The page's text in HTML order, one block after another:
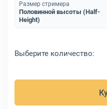
Размер стримера
Половинной высоты (Half-
Height)
Выберите количество: